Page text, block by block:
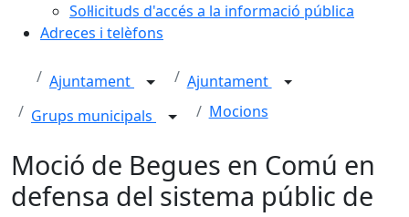
Sol·licituds d'accés a la informació pública
Adreces i telèfons
Ajuntament
Ajuntament
Grups municipals
Mocions
Moció de Begues en Comú en
defensa del sistema públic de